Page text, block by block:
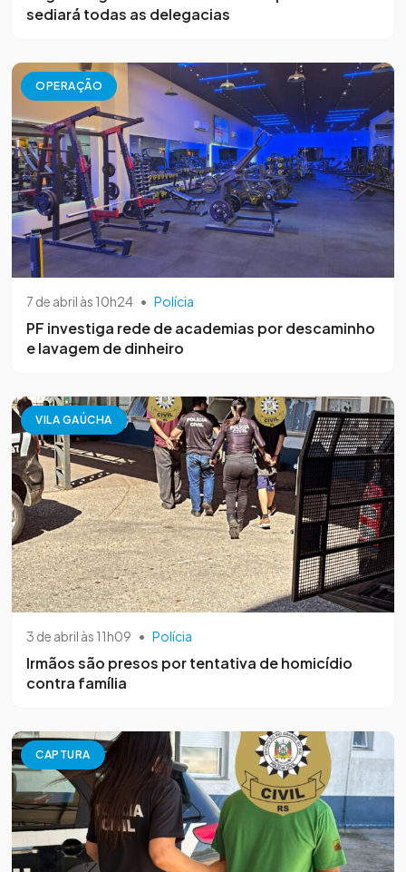
sediará todas as delegacias
OPERAÇÃO
7 de abril às 10h24 • Polícia
PF investiga rede de academias por descaminho
e lavagem de dinheiro
VILA GAÚCHA
3 de abril às 11h09 • Polícia
Irmãos são presos por tentativa de homicídio
contra família
CAPTURA